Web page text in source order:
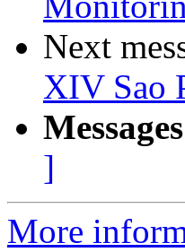
Next
XIV Sao
]
More